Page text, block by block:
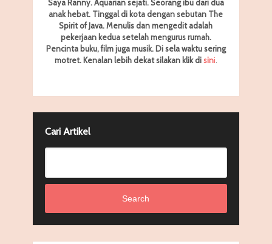
Saya Ranny. Aquarian sejati. Seorang ibu dari dua
anak hebat. Tinggal di kota dengan sebutan The
Spirit of Java. Menulis dan mengedit adalah
pekerjaan kedua setelah mengurus rumah.
Pencinta buku, film juga musik. Di sela waktu sering
motret. Kenalan lebih dekat silakan klik disini
Cari Artikel
Search